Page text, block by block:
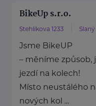
BikeUp s.r.o.
Stehlíkova 1233 Slaný
Jsme BikeUP
– měníme způsob,
jezdí na kolech!
Místo neustálého
nových kol ...